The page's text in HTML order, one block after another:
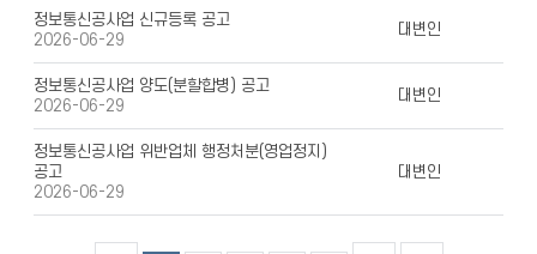
정보통신공사업 신규등록 공고
2026-06-29
대변인
정보통신공사업 양도(분할합병) 공고
2026-06-29
대변인
정보통신공사업 위반업체 행정처분(영업정지)
공고
2026-06-29
대변인